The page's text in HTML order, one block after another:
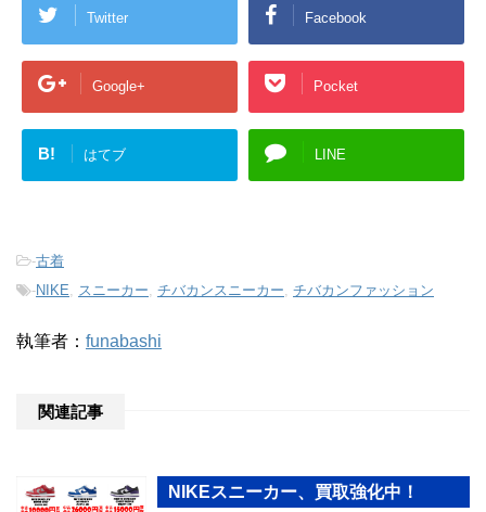
Twitter Facebook
Google+ Pocket
B! はてブ LINE
-古着
-NIKE スニーカー チバカンスニーカー チバカンファッション
執筆者： funabashi
関連記事
NIKEスニーカー、買取強化中！